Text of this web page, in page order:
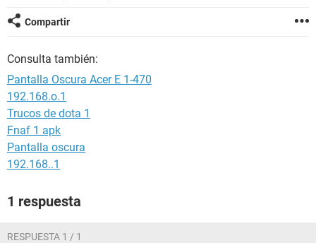
Compartir
Consulta también:
Pantalla Oscura Acer E 1-470
192.168.o.1
Trucos de dota 1
Fnaf 1 apk
Pantalla oscura
192.168..1
1 respuesta
RESPUESTA 1 / 1